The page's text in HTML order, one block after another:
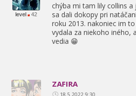
level 42
chýba mi tam lily collins
sa dali dokopy pri
roku 2013. nakoniec im
vydala za niekoho iného,
vedia 😁
ZAFIRA
18.5.2022 9:30